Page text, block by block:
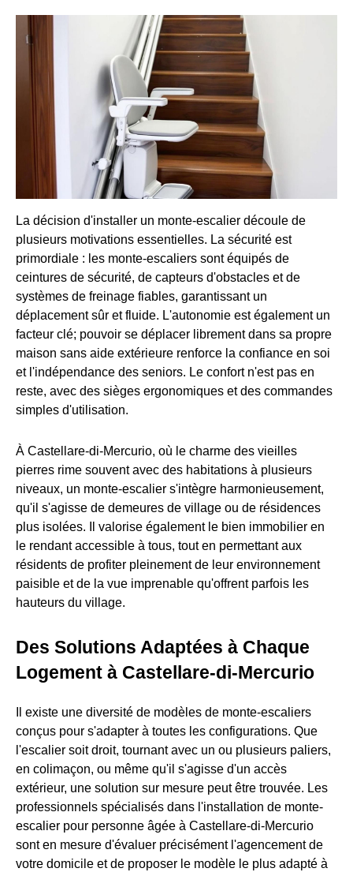
La décision d'installer un monte-escalier découle de
plusieurs motivations essentielles. La sécurité est
primordiale : les monte-escaliers sont équipés de
ceintures de sécurité, de capteurs d'obstacles et de
systèmes de freinage fiables, garantissant un
déplacement sûr et fluide. L'autonomie est également un
facteur clé; pouvoir se déplacer librement dans sa propre
maison sans aide extérieure renforce la confiance en soi
et l'indépendance des seniors. Le confort n'est pas en
reste, avec des sièges ergonomiques et des commandes
simples d'utilisation.
À Castellare-di-Mercurio, où le charme des vieilles
pierres rime souvent avec des habitations à plusieurs
niveaux, un monte-escalier s'intègre harmonieusement,
qu'il s'agisse de demeures de village ou de résidences
plus isolées. Il valorise également le bien immobilier en
le rendant accessible à tous, tout en permettant aux
résidents de profiter pleinement de leur environnement
paisible et de la vue imprenable qu'offrent parfois les
hauteurs du village.
Des Solutions Adaptées à Chaque
Logement à Castellare-di-Mercurio
Il existe une diversité de modèles de monte-escaliers
conçus pour s'adapter à toutes les configurations. Que
l'escalier soit droit, tournant avec un ou plusieurs paliers,
en colimaçon, ou même qu'il s'agisse d'un accès
extérieur, une solution sur mesure peut être trouvée. Les
professionnels spécialisés dans l'installation de monte-
escalier pour personne âgée à Castellare-di-Mercurio
sont en mesure d'évaluer précisément l'agencement de
votre domicile et de proposer le modèle le plus adapté à